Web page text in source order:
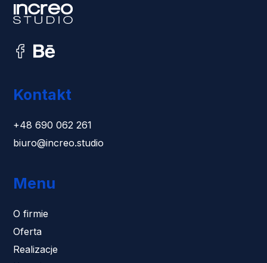
Kontakt
+48 690 062 261
biuro@increo.studio
Menu
O firmie
Oferta
Realizacje